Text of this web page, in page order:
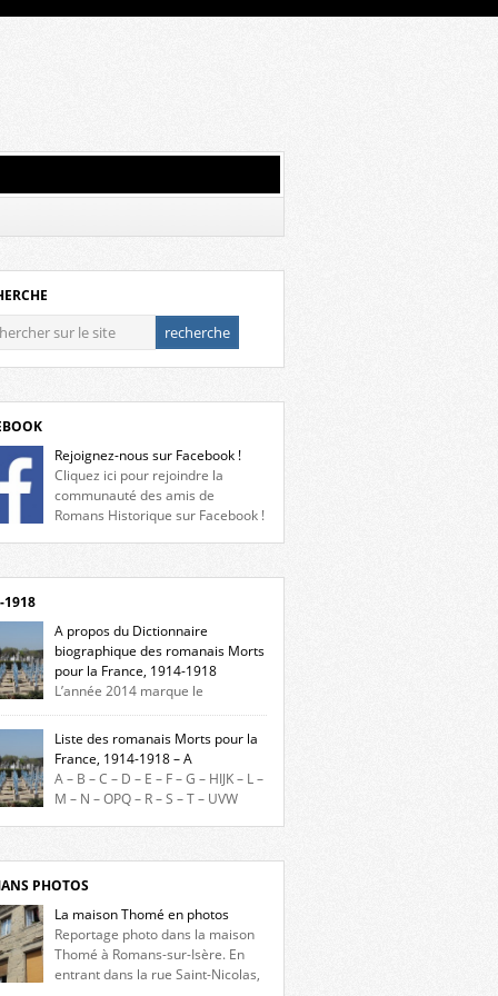
Rejoignez-nous sur Facebook !
Cliquez ici pour rejoindre la
communauté des amis de
Romans Historique sur Facebook !
1918
A propos du Dictionnaire
biographique des romanais Morts
pour la France, 1914-1918
L’année 2014 marque le
du début de la Première Guerre
et ce dictionnaire biographique veut
hommage aux romanais Morts pour la
durant ce conflit. La base de cette
historique est constituée des noms
sur les plaques commémoratives de
de Ville, du lycée du Dauphiné et du lycée
Liste des romanais Morts pour la
France, 1914-1918 – A
A – B – C – D – E – F – G – HIJK – L –
M – N – OPQ – R – S – T – UVW
lettre. Liste des romanais […]
PHOTOS
La maison Thomé en photos
Reportage photo dans la maison
Thomé à Romans-sur-Isère. En
entrant dans la rue Saint-Nicolas,